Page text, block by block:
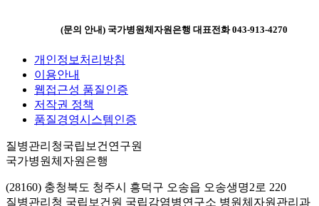
(문의 안내) 국가병원체자원은행 대표전화 043-913-4270
개인정보처리방침
이용안내
웹접근성 품질인증
저작권 정책
품질경영시스템인증
질병관리청국립보건연구원
국가병원체자원은행
(28160) 충청북도 청주시 흥덕구 오송읍 오송생명2로 220
질병관리청 국립보건원 국립감염병연구소 병원체자원관리과